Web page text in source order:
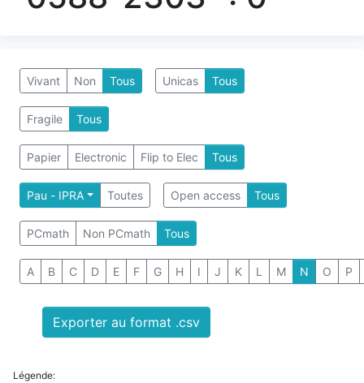
Vivant Non Tous Unicas Tous
Fragile Tous
Papier Electronic Flip to Elec Tous
Pau - IPRA Toutes Open access Tous
PCmath Non PCmath Tous
A B C D E F G H I J K L M N O P
Exporter au format .csv
Légende: